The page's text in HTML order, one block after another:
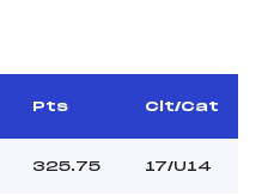
Pts Clt/Cat
325.75 17/U14